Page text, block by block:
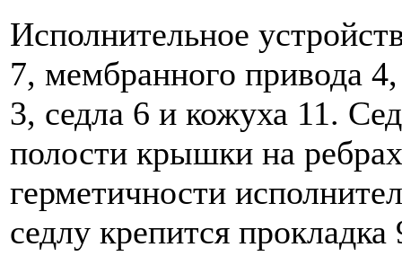
Исполнительное
7, мембранного привода
3, седла 6 и кожуха 11.
полости крышки на
герметичности
седлу крепится прокладка